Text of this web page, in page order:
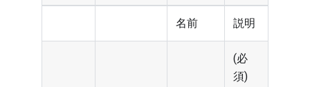
名前 説明
(必
須)